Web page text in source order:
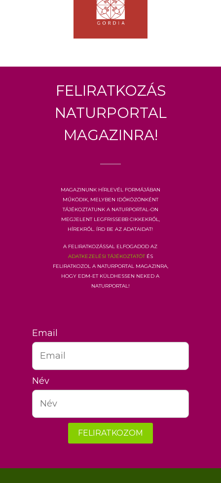
Feliratkozás
Naturportal
Magazinra!
Magazinunk hírlevél formájában
működik, melyben időközönként
tájékoztatunk a Naturportal-on
megjelent legfrissebb cikkekről,
hírekről. Írd be az adataidat!
A feliratkozással elfogadod az
adatkezelési tájékoztatótés
feliratkozol a Naturportal Magazinra,
hogy EDM-et küldhessen neked a
Naturportal!
Email
Név
FELIRATKOZOM